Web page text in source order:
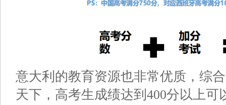
意大利的教育资源也非常优质，综
天下，高考生成绩达到400分以上